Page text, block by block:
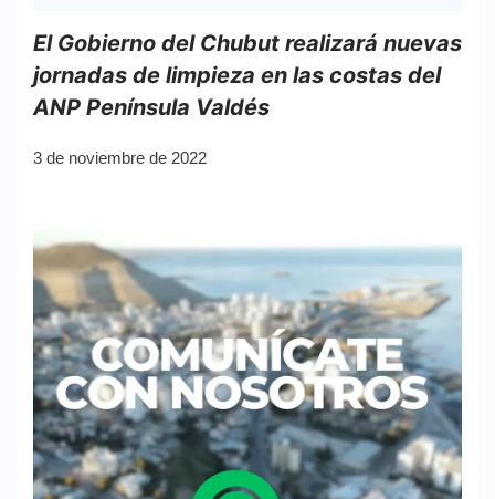
El Gobierno del Chubut realizará nuevas
jornadas de limpieza en las costas del
ANP Península Valdés
3 de noviembre de 2022